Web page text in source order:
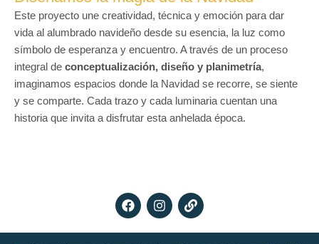
Este proyecto une creatividad, técnica y emoción para dar
vida al alumbrado navideño desde su esencia, la luz como
símbolo de esperanza y encuentro. A través de un proceso
integral de conceptualización, diseño y planimetría,
imaginamos espacios donde la Navidad se recorre, se siente
y se comparte. Cada trazo y cada luminaria cuentan una
historia que invita a disfrutar esta anhelada época.
F
a
c
e
I
n
s
t
L
i
n
k